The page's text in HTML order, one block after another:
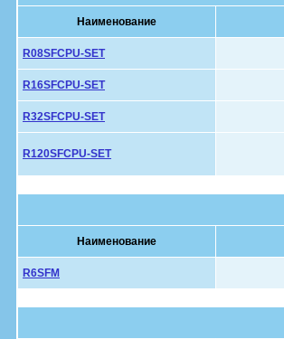
Наименование
R08SFCPU-SET
R16SFCPU-SET
R32SFCPU-SET
R120SFCPU-SET
Наименование
R6SFM